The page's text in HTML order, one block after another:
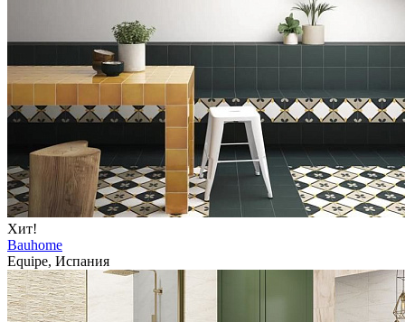
Хит!
Bauhome
Equipe, Испания